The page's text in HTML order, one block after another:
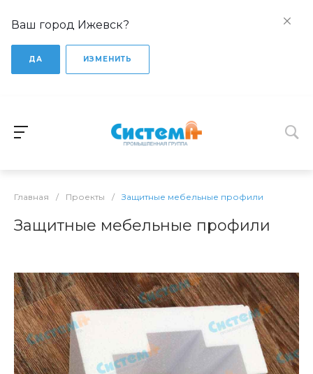
Ваш город Ижевск?
ДА ИЗМЕНИТЬ
Главная / Проекты / Защитные мебельные профили
Защитные мебельные профили